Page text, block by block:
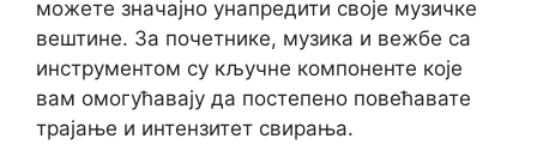
можете значајно унапредити своје музичке
вештине. За почетнике, музика и вежбе са
инструментом су кључне компоненте које
вам омогућавају да постепено повећавате
трајање и интензитет свирања.